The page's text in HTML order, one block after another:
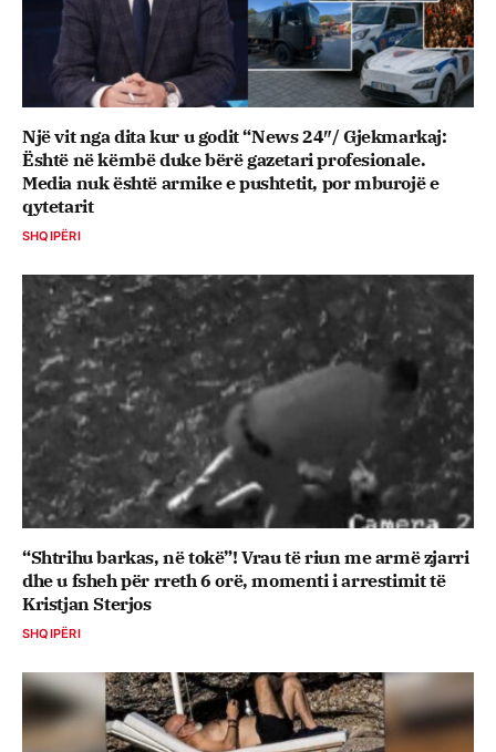
Një vit nga dita kur u godit “News 24″/ Gjekmarkaj:
Është në këmbë duke bërë gazetari profesionale.
Media nuk është armike e pushtetit, por mburojë e
qytetarit
SHQIPËRI
“Shtrihu barkas, në tokë”! Vrau të riun me armë zjarri
dhe u fsheh për rreth 6 orë, momenti i arrestimit të
Kristjan Sterjos
SHQIPËRI